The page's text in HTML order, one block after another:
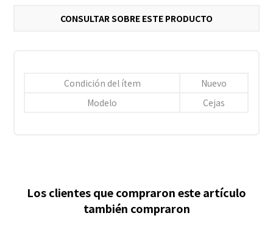
CONSULTAR SOBRE ESTE PRODUCTO
Condición del ítem
Nuevo
Modelo
Cejas
Los clientes que compraron este artículo
también compraron